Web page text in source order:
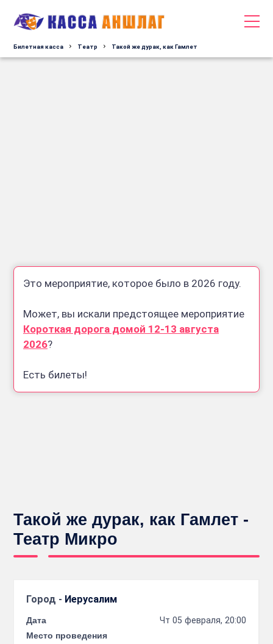
Билетная касса Tеатр Такой же дурак, как Гамлет
Это мероприятие, которое было в 2026 году.
Может, вы искали предстоящее мероприятие
Короткая дорога домой 12-13 августа
2026?
Есть билеты!
Такой же дурак, как Гамлет -
Театр Микро
Город - Иерусалим
Дата
Чт 05 февраля, 20:00
Место проведения